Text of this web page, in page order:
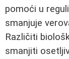
pomoći u
smanjuje
Različiti
smanjiti